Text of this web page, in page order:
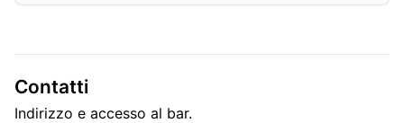
Contatti
Indirizzo e accesso al bar.